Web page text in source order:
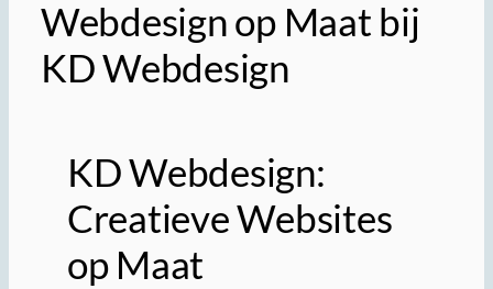
Webdesign op Maat bij
KD Webdesign
KD Webdesign:
Creatieve Websites
op Maat